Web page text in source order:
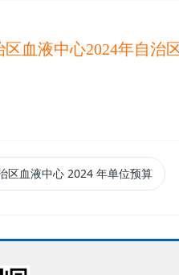
血液中心2024年自治
区血液中心 2024 年单位预算